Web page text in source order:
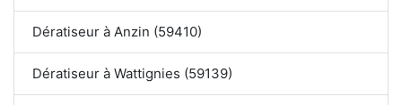
Dératiseur à Anzin (59410)
Dératiseur à Wattignies (59139)